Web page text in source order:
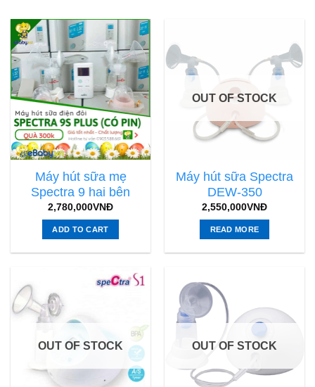
Máy hút sữa mẹ
Spectra 9 hai bên
2,780,000VNĐ
ADD TO CART
OUT OF STOCK
Máy hút sữa Spectra
DEW-350
2,550,000VNĐ
READ MORE
OUT OF STOCK OUT OF STOCK